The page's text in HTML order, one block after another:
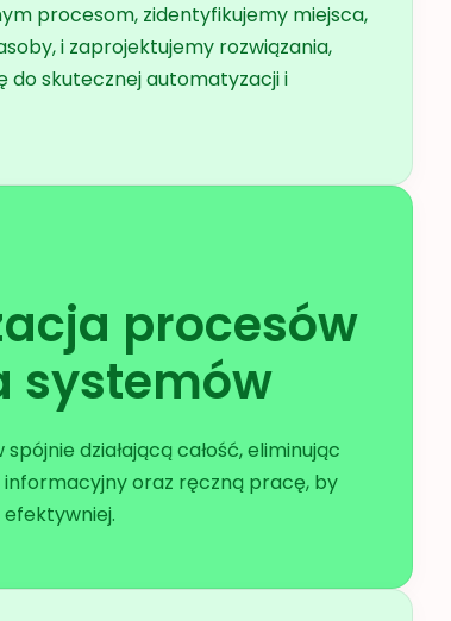
procesom, zidentyfikujemy miejsca,
i zaprojektujemy rozwiązania,
do skutecznej automatyzacji i
procesów
systemów
działającą całość, eliminując
oraz ręczną pracę, by
efektywniej.